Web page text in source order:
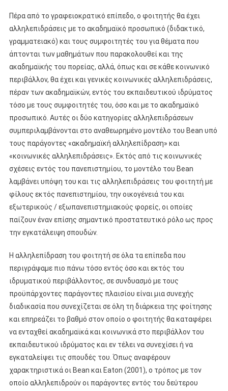
Πέρα από το γραφειοκρατικό επίπεδο, ο φοιτητής θα έχει
αλληλεπιδράσεις με το ακαδημαϊκό προσωπικό (διδακτικό,
γραμματειακό) και τους συμφοιτητές του για θέματα που
άπτονται των μαθημάτων που παρακολουθεί και της
ακαδημαϊκής του πορείας, αλλά, όπως και σε κάθε κοινωνικό
περιβάλλον, θα έχει και γενικές κοινωνικές αλληλεπιδράσεις,
πέραν των ακαδημαϊκών, εντός του εκπαιδευτικού ιδρύματος
τόσο με τους συμφοιτητές του, όσο και με το ακαδημαϊκό
προσωπικό. Αυτές οι δύο κατηγορίες αλληλεπιδράσεων
συμπεριλαμβάνονται στο αναθεωρημένο μοντέλο του Bean υπό
τους παράγοντες «ακαδημαϊκή αλληλεπίδραση» και
«κοινωνικές αλληλεπιδράσεις». Εκτός από τις κοινωνικές
σχέσεις εντός του πανεπιστημίου, το μοντέλο του Bean
λαμβάνει υπόψη του και τις αλληλεπιδράσεις του φοιτητή με
φίλους εκτός πανεπιστημίου, την οικογένειά του και
εξωτερικούς / εξωπανεπιστημιακούς φορείς, οι οποίες
παίζουν έναν επίσης σημαντικό προστατευτικό ρόλο ως προς
την εγκατάλειψη σπουδών.
Η αλληλεπίδραση του φοιτητή σε όλα τα επίπεδα που
περιγράψαμε πιο πάνω τόσο εντός όσο και εκτός του
ιδρυματικού περιβάλλοντος, σε συνδυασμό με τους
προϋπάρχοντες παράγοντες πλαισίου είναι μια συνεχής
διαδικασία που συνεχίζεται σε όλη τη διάρκεια της φοίτησης
και επηρεάζει το βαθμό στον οποίο ο φοιτητής θα καταφέρει
να ενταχθεί ακαδημαϊκά και κοινωνικά στο περιβάλλον του
εκπαιδευτικού ιδρύματος και εν τέλει να συνεχίσει ή να
εγκαταλείψει τις σπουδές του. Όπως αναφέρουν
χαρακτηριστικά οι Bean και Eaton (2001), ο τρόπος με τον
οποίο αλληλεπιδρούν οι παράγοντες εντός του δεύτερου